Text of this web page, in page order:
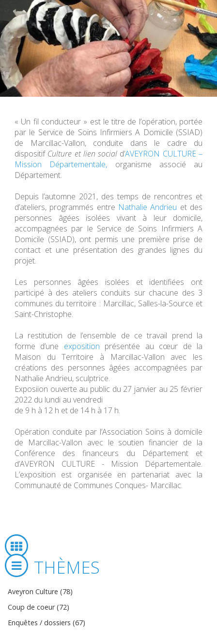
« Un fil conducteur » est le titre de l’opération, portée
par le Service de Soins Infirmiers A Domicile (SSIAD)
de Marcillac-Vallon, conduite dans le cadre du
dispositif Culture et lien social d’AVEYRON CULTURE –
Mission Départementale, organisme associé au
Département.
Depuis l’automne 2021, des temps de rencontres et
d’ateliers, programmés entre Nathalie Andrieu et des
personnes âgées isolées vivant à leur domicile,
accompagnées par le Service de Soins Infirmiers A
Domicile (SSIAD), ont permis une première prise de
contact et une présentation des grandes lignes du
projet.
Les personnes âgées isolées et identifiées ont
participé à des ateliers conduits sur chacune des 3
communes du territoire : Marcillac, Salles-la-Source et
Saint-Christophe.
La restitution de l’ensemble de ce travail prend la
forme d’une exposition présentée au cœur de la
Maison du Territoire à Marcillac-Vallon avec les
créations des personnes âgées accompagnées par
Nathalie Andrieu, sculptrice.
Exposiion ouverte au public du 27 janvier au 25 février
2022 du lundi au vendredi
de 9 h à 12 h et de 14 h à 17 h.
Opération conduite par l’Association Soins à domicile
de Marcillac-Vallon avec le soutien financier de la
Conférence des financeurs du Département et
d’AVEYRON CULTURE - Mission Départementale.
L’exposition est organisée en partenariat avec la
Communauté de Communes Conques- Marcillac.
THÈMES
Aveyron Culture (78)
Coup de coeur (72)
Enquêtes / dossiers (67)